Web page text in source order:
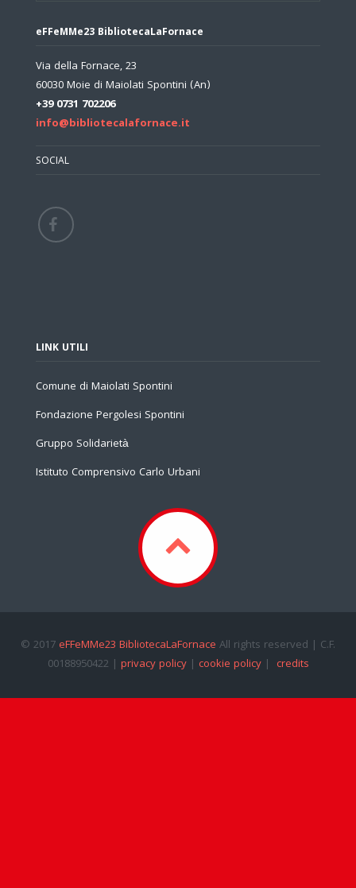
eFFeMMe23 BibliotecaLaFornace
Via della Fornace, 23
60030 Moie di Maiolati Spontini (An)
+39 0731 702206
info@bibliotecalafornace.it
SOCIAL
LINK UTILI
Comune di Maiolati Spontini
Fondazione Pergolesi Spontini
Gruppo Solidarietà
Istituto Comprensivo Carlo Urbani
© 2017 eFFeMMe23 BibliotecaLaFornace All rights reserved | C.F.
00188950422 | privacy policy| cookie policy| credits